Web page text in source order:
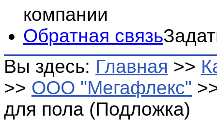
компании
Обратная связь
Вы здесь: Главная >>
>> ООО "Мегафлекс"
для пола (Подложка)